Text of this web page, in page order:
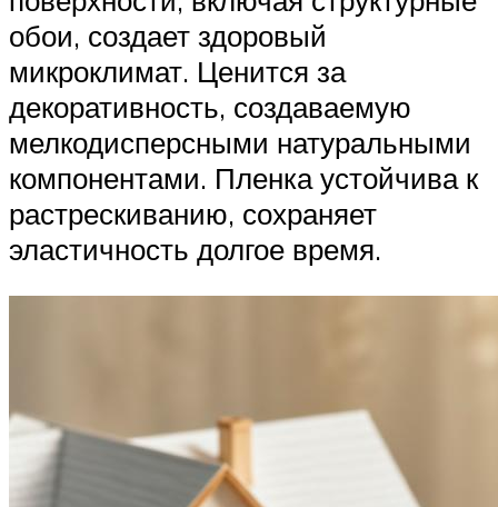
обои, создает здоровый
микроклимат. Ценится за
декоративность, создаваемую
мелкодисперсными натуральными
компонентами. Пленка устойчива к
растрескиванию, сохраняет
эластичность долгое время.